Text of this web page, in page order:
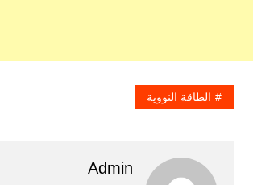
الطاقة النووية
Admin